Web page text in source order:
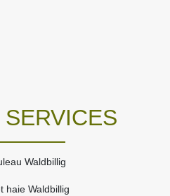
Waldbillig
haie Waldbillig